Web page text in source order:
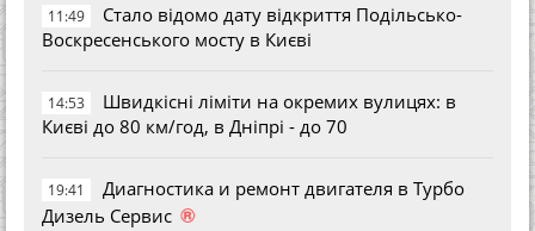
11:49
Стало відомо дату відкриття Подільсько-
Воскресенського мосту в Києві
14:53
Швидкісні ліміти на окремих вулицях: в
Києві до 80 км/год, в Дніпрі - до 70
19:41
Диагностика и ремонт двигателя в Турбо
Дизель Сервис ®